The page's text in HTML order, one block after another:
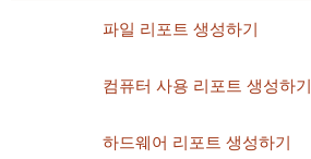
파일 리포트 생성하기
컴퓨터 사용 리포트 생성하기
하드웨어 리포트 생성하기